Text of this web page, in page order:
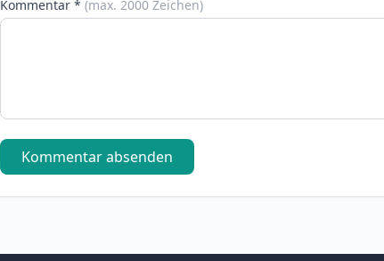
Kommentar * (max. 2000 Zeichen)
Kommentar absenden